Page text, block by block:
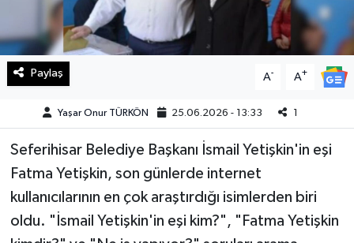
Paylaş A- A+
Yaşar Onur TÜRKÖN 25.06.2026 - 13:33 1
Seferihisar Belediye Başkanı İsmail Yetişkin'in eşi
Fatma Yetişkin, son günlerde internet
kullanıcılarının en çok araştırdığı isimlerden biri
oldu. "İsmail Yetişkin'in eşi kim?", "Fatma Yetişkin
Sağlık
Spor
Yaşam
KAHRAMANMARAŞ